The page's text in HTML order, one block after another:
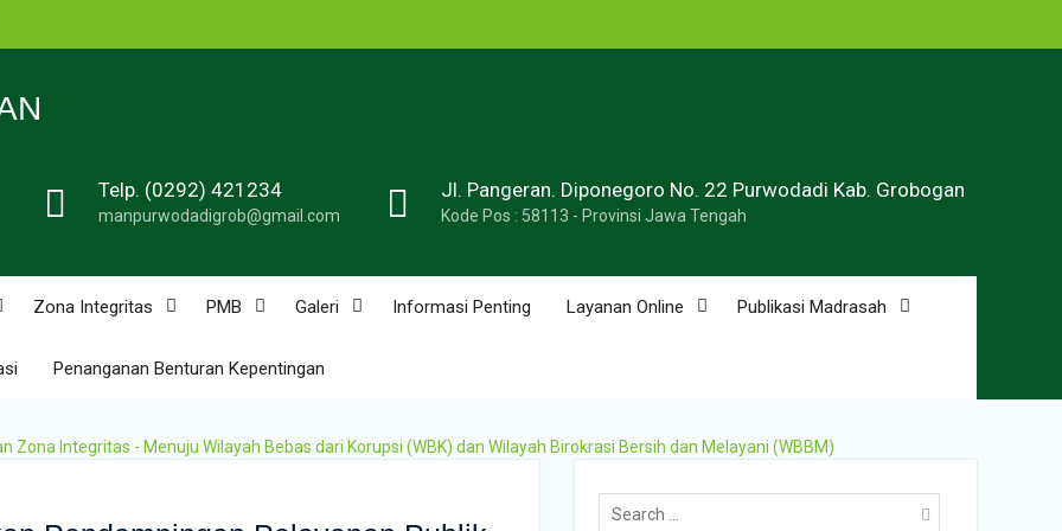
1
Telp. (0292) 421234
manpurwodadigrob@gmail.com
Jl. Pangeran. Diponegoro No. 22 Purwodadi Kab. Grobogan
Kode Pos : 58113 - Provinsi Jawa Tengah
Zona Integritas PMB Galeri Informasi Penting Layanan Online Publikasi Madrasah
Penanganan Benturan Kepentingan
Integritas - Menuju Wilayah Bebas dari Korupsi (WBK) dan Wilayah Birokrasi Bersih dan Melayani (WBBM)